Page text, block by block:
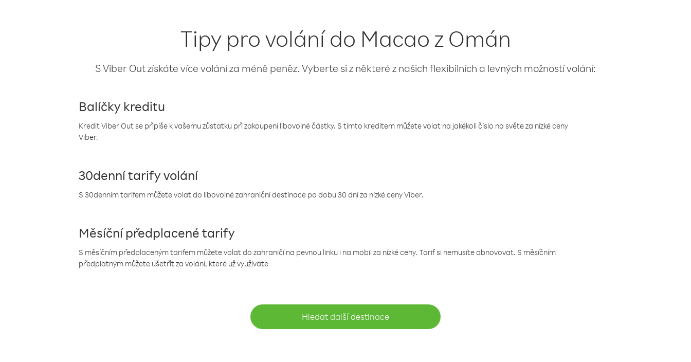
Tipy pro volání do Macao z Omán
S Viber Out získáte více volání za méně peněz. Vyberte si z některé z našich flexibilních a levných možností volání:
Balíčky kreditu
Kredit Viber Out se připíše k vašemu zůstatku při zakoupení libovolné částky. S tímto kreditem můžete volat na jakékoli číslo na světe za nízké ceny
Viber.
30denní tarify volání
S 30denním tarifem můžete volat do libovolné zahraniční destinace po dobu 30 dní za nízké ceny Viber.
Měsíční předplacené tarify
S měsíčním předplaceným tarifem můžete volat do zahraničí na pevnou linku i na mobil za nízké ceny. Tarif si nemusíte obnovovat. S měsíčním
předplatným můžete ušetřit za volání, které už využíváte
Hledat další destinace